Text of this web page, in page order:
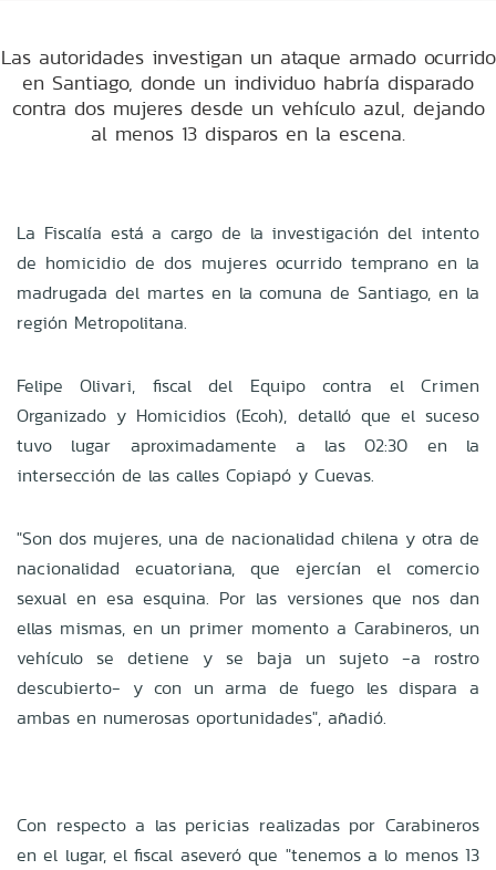
Las autoridades investigan un ataque armado ocurrido
en Santiago, donde un individuo habría disparado
contra dos mujeres desde un vehículo azul, dejando
al menos 13 disparos en la escena.
La Fiscalía está a cargo de la investigación del intento
de homicidio de dos mujeres ocurrido temprano en la
madrugada del martes en la comuna de Santiago, en la
región Metropolitana.
Felipe Olivari, fiscal del Equipo contra el Crimen
Organizado y Homicidios (Ecoh), detalló que el suceso
tuvo lugar aproximadamente a las 02:30 en la
intersección de las calles Copiapó y Cuevas.
"Son dos mujeres, una de nacionalidad chilena y otra de
nacionalidad ecuatoriana, que ejercían el comercio
sexual en esa esquina. Por las versiones que nos dan
ellas mismas, en un primer momento a Carabineros, un
vehículo se detiene y se baja un sujeto -a rostro
descubierto- y con un arma de fuego les dispara a
ambas en numerosas oportunidades", añadió.
Con respecto a las pericias realizadas por Carabineros
en el lugar, el fiscal aseveró que "tenemos a lo menos 13